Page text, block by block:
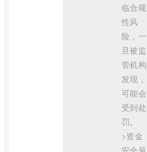
临合规
性风
险，一
旦被监
管机构
发现，
可能会
受到处
罚。
>资金